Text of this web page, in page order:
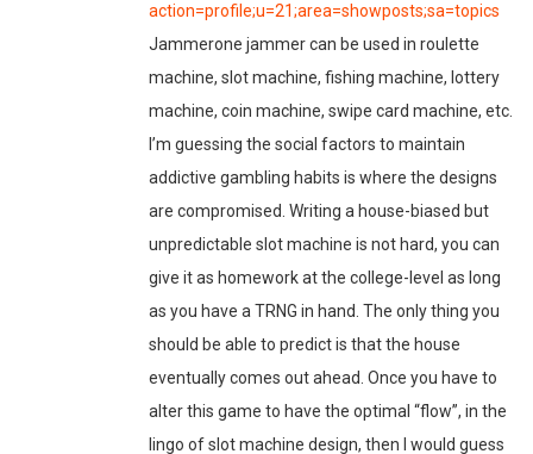
action=profile;u=21;area=showposts;sa=topics
Jammerone jammer can be used in roulette
machine, slot machine, fishing machine, lottery
machine, coin machine, swipe card machine, etc.
I’m guessing the social factors to maintain
addictive gambling habits is where the designs
are compromised. Writing a house-biased but
unpredictable slot machine is not hard, you can
give it as homework at the college-level as long
as you have a TRNG in hand. The only thing you
should be able to predict is that the house
eventually comes out ahead. Once you have to
alter this game to have the optimal “flow”, in the
lingo of slot machine design, then I would guess